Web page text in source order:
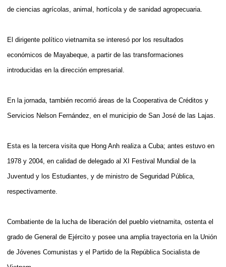
de ciencias agrícolas, animal, hortícola y de sanidad agropecuaria.
El dirigente político vietnamita se interesó por los resultados
económicos de Mayabeque, a partir de las transformaciones
introducidas en la dirección empresarial.
En la jornada, también recorrió áreas de la Cooperativa de Créditos y
Servicios Nelson Fernández, en el municipio de San José de las Lajas.
Esta es la tercera visita que Hong Anh realiza a Cuba; antes estuvo en
1978 y 2004, en calidad de delegado al XI Festival Mundial de la
Juventud y los Estudiantes, y de ministro de Seguridad Pública,
respectivamente.
Combatiente de la lucha de liberación del pueblo vietnamita, ostenta el
grado de General de Ejército y posee una amplia trayectoria en la Unión
de Jóvenes Comunistas y el Partido de la República Socialista de